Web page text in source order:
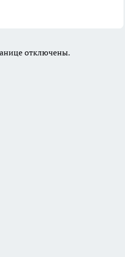
отключены.